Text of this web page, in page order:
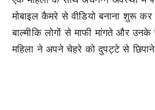
मोबाइल कैमरे से वीडियो बनाना शुरू कर
बाल्मीकि लोगों से माफी मांगते और
महिला ने अपने चेहरे को दुपट्टे से